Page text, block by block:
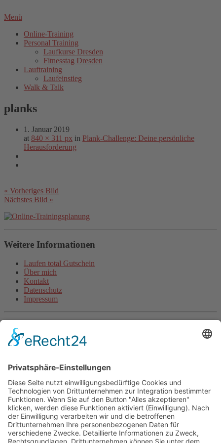
Menü
Online-Training
Personal Training
Laufkurse Dresden
Fitnesstag Dresden
Lauftraining
Laufeinstieg
Walk & Talk
planks
1. Januar 2019
at 840 × 311 px in Plank-Challenge: Deine persönliche
Herausforderung
« Vorheriges Bild
Nächstes Bild »
Weitere Informationen
Laufen total Gutschein
Über mich
Kontakt
Datenschutz
Impressum
Aktuelle Artikel
Steigerungsläufe machen schneller (inkl. Video)
Halbmarathon-Trainingsplan für „Anfänger“
Plank-Challenge: Deine persönliche Herausforderung
Grundlagentraining Laufen oder der Beginn der neuen
Laufsaison
Fitnessband Übungen für mehr Kraft
Langsam Laufen im Training
Mit Treppentraining und Treppenlaufen zu Ausdauer und
Kraft
Lauftraining: Fahrtspiel